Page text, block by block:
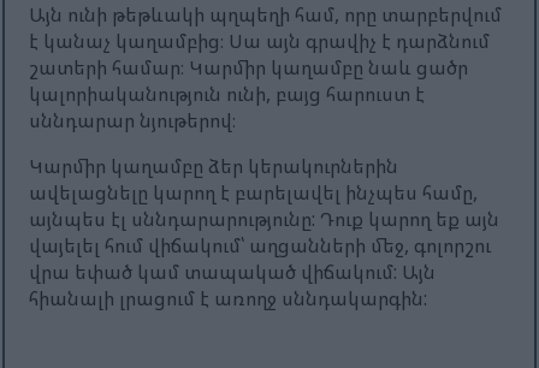
Այն ունի թեթևակի պղպեղի համ, որը տարբերվում
է կանաչ կաղամբից։ Սա այն գրավիչ է դարձնում
շատերի համար։ Կարմիր կաղամբը նաև ցածր
կալորիականություն ունի, բայց հարուստ է
սննդարար նյութերով։
Կարմիր կաղամբը ձեր կերակուրներին
ավելացնելը կարող է բարելավել ինչպես համը,
այնպես էլ սննդարարությունը: Դուք կարող եք այն
վայելել հում վիճակում՝ աղցանների մեջ, գոլորշու
վրա եփած կամ տապակած վիճակում: Այն
հիանալի լրացում է առողջ սննդակարգին: